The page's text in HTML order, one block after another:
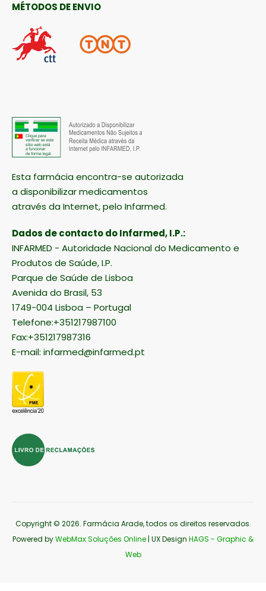
MÉTODOS DE ENVIO
Esta farmácia encontra-se autorizada
a disponibilizar medicamentos
através da Internet, pelo Infarmed.
Dados de contacto do Infarmed, I.P.:
INFARMED - Autoridade Nacional do Medicamento e
Produtos de Saúde, I.P.
Parque de Saúde de Lisboa
Avenida do Brasil, 53
1749-004 Lisboa – Portugal
Telefone:+351217987100
Fax:+351217987316
E-mail: infarmed@infarmed.pt
Copyright © 2026. Farmácia Arade, todos os direitos reservados.
Powered byWebMax Soluções Online | UX Design HAGS - Graphic &
Web